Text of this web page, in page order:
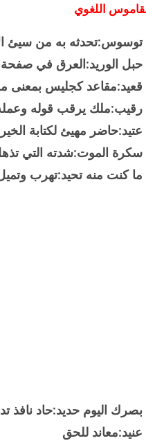
اللغوي
توسوس:تحدثه به من سيئ
حبل الوريد:العرق في صفحة
قعيد:مقاعد كجليس بمعنى
رقيب:ملك يرقب قوله
مهيئ لكتابة
سكرة الموت:شدته التي
ما كنت منه تحيد:تهرب
اليوم حديد:حاد نافذ
للحق